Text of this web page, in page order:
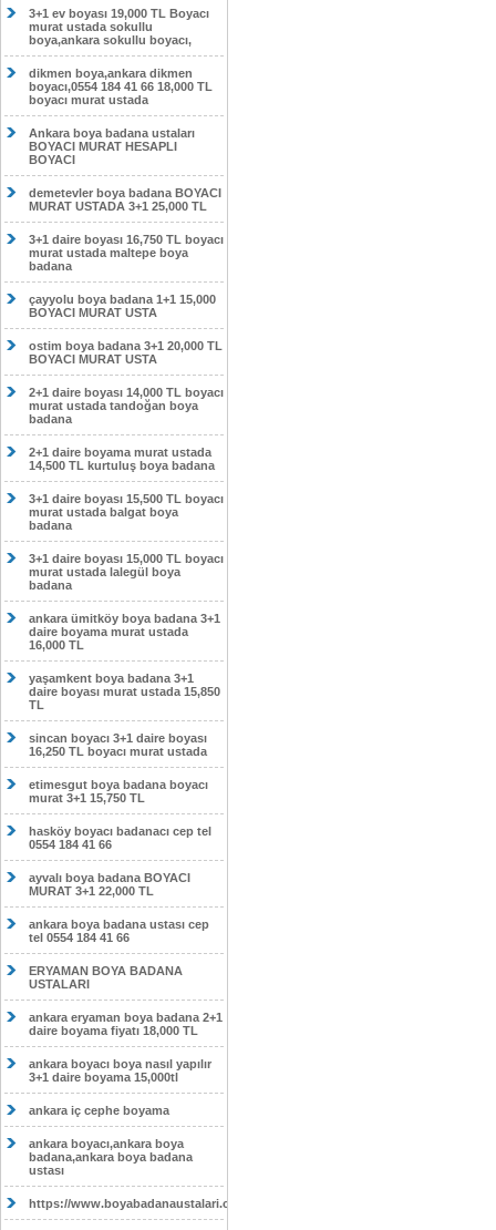
3+1 ev boyası 19,000 TL Boyacı
murat ustada sokullu
boya,ankara sokullu boyacı,
dikmen boya,ankara dikmen
boyacı,0554 184 41 66 18,000 TL
boyacı murat ustada
Ankara boya badana ustaları
BOYACI MURAT HESAPLI
BOYACI
demetevler boya badana BOYACI
MURAT USTADA 3+1 25,000 TL
3+1 daire boyası 16,750 TL boyacı
murat ustada maltepe boya
badana
çayyolu boya badana 1+1 15,000
BOYACI MURAT USTA
ostim boya badana 3+1 20,000 TL
BOYACI MURAT USTA
2+1 daire boyası 14,000 TL boyacı
murat ustada tandoğan boya
badana
2+1 daire boyama murat ustada
14,500 TL kurtuluş boya badana
3+1 daire boyası 15,500 TL boyacı
murat ustada balgat boya
badana
3+1 daire boyası 15,000 TL boyacı
murat ustada lalegül boya
badana
ankara ümitköy boya badana 3+1
daire boyama murat ustada
16,000 TL
yaşamkent boya badana 3+1
daire boyası murat ustada 15,850
TL
sincan boyacı 3+1 daire boyası
16,250 TL boyacı murat ustada
etimesgut boya badana boyacı
murat 3+1 15,750 TL
hasköy boyacı badanacı cep tel
0554 184 41 66
ayvalı boya badana BOYACI
MURAT 3+1 22,000 TL
ankara boya badana ustası cep
tel 0554 184 41 66
ERYAMAN BOYA BADANA
USTALARI
ankara eryaman boya badana 2+1
daire boyama fiyatı 18,000 TL
ankara boyacı boya nasıl yapılır
3+1 daire boyama 15,000tl
ankara iç cephe boyama
ankara boyacı,ankara boya
badana,ankara boya badana
ustası
https://www.boyabadanaustalari.com/